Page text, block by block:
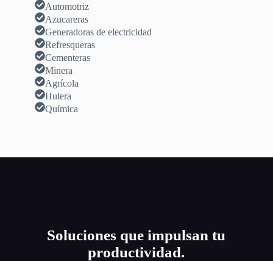
Automotriz
Azucareras
Generadoras de electricidad
Refresqueras
Cementeras
Minera
Agrícola
Hulera
Química
Soluciones que impulsan tu
productividad.